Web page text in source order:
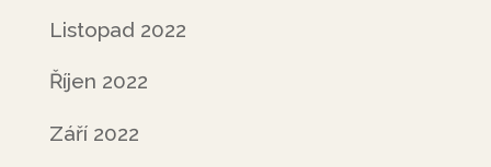
Listopad 2022
Říjen 2022
Září 2022